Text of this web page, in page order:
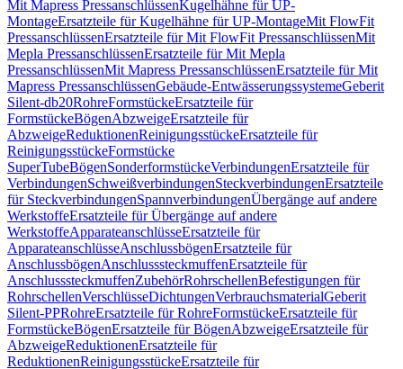
Mit Mapress PressanschlüssenKugelhähne für UP-
MontageErsatzteile für Kugelhähne für UP-MontageMit FlowFit
PressanschlüssenErsatzteile für Mit FlowFit PressanschlüssenMit
Mepla PressanschlüssenErsatzteile für Mit Mepla
PressanschlüssenMit Mapress PressanschlüssenErsatzteile für Mit
Mapress PressanschlüssenGebäude-EntwässerungssystemeGeberit
Silent-db20RohreFormstückeErsatzteile für
FormstückeBögenAbzweigeErsatzteile für
AbzweigeReduktionenReinigungsstückeErsatzteile für
ReinigungsstückeFormstücke
SuperTubeBögenSonderformstückeVerbindungenErsatzteile für
VerbindungenSchweißverbindungenSteckverbindungenErsatzteile
für SteckverbindungenSpannverbindungenÜbergänge auf andere
WerkstoffeErsatzteile für Übergänge auf andere
WerkstoffeApparateanschlüsseErsatzteile für
ApparateanschlüsseAnschlussbögenErsatzteile für
AnschlussbögenAnschlusssteckmuffenErsatzteile für
AnschlusssteckmuffenZubehörRohrschellenBefestigungen für
RohrschellenVerschlüsseDichtungenVerbrauchsmaterialGeberit
Silent-PPRohreErsatzteile für RohreFormstückeErsatzteile für
FormstückeBögenErsatzteile für BögenAbzweigeErsatzteile für
AbzweigeReduktionenErsatzteile für
ReduktionenReinigungsstückeErsatzteile für